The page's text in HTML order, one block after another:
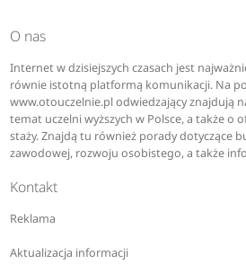
O nas
Internet w dzisiejszych czasach jest
równie istotną platformą komunikacji. Na
www.otouczelnie.pl odwiedzający znajdują
temat uczelni wyższych w Polsce, a także o
staży. Znajdą tu również porady dotyczące
zawodowej, rozwoju osobistego, a także
Kontakt
Reklama
Aktualizacja informacji